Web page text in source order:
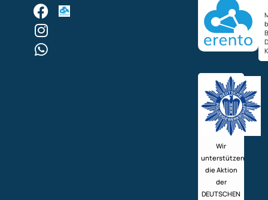
Wir
unterstützen
die Aktion
der
DEUTSCHEN